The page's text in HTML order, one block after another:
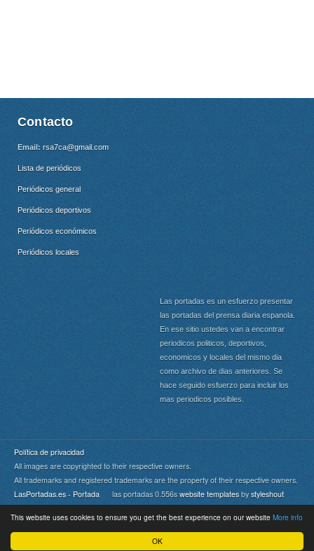
OK
This website uses cookies to ensure you get the best experience on our website More info
Contacto
Email: rsa7ca@gmail.com
Lista de periódicos
Periódicos general
Periódicos deportivos
Periódicos económicos
Periódicos locales
Las portadas es un esfuerzo presentar
las portadas del prensa diaria espanola.
En ese sitio ustedes van a encontrar
periodicos politicos, deportivos,
economicos y locales del mismo dia
como archivo de dias anteriores. Se
hace seguido esfuerzo para incluir los
mas periodicos posibles.
Política de privacidad
All images are copyrighted to their respective owners.
All trademarks and registered trademarks are the property of their respective owners.
LasPortadas.es - Portada las portadas 0.556s website templates by styleshout